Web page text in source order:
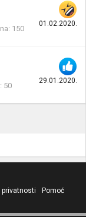
01.02.2020.
150
29.01.2020.
50
privatnosti
Pomoć